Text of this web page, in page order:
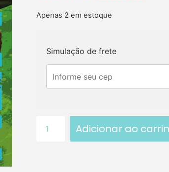
Apenas 2 em estoque
Simulação de frete
Adicionar ao